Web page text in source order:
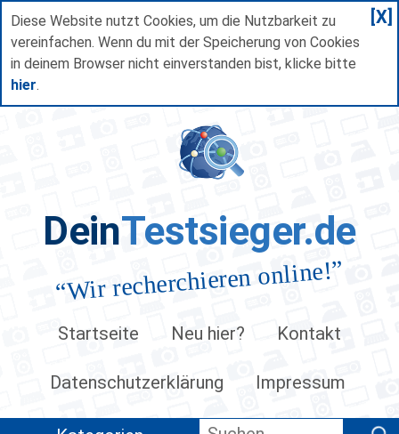
Diese Website nutzt Cookies, um die Nutzbarkeit zu
vereinfachen. Wenn du mit der Speicherung von Cookies
in deinem Browser nicht einverstanden bist, klicke bitte
hier.
[X]
DeinTestsieger.de
“Wir recherchieren online!”
Startseite Neu hier? Kontakt
Datenschutzerklärung Impressum